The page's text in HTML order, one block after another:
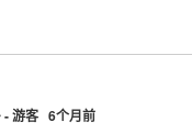
- 游客 6个月前